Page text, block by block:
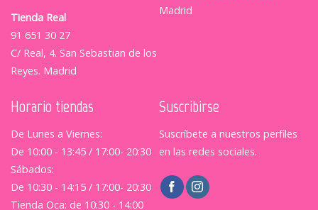
Tienda Real
91 651 30 27
C/ Real, 4. San Sebastian de los
Reyes. Madrid
Madrid
Horario tiendas
De Lunes a Viernes:
De 10:00 - 13:45 / 17:00- 20:30
Sábados:
De 10:30 - 14:15 / 17:00- 20:30
Tienda Oca: de 10:30 - 14:00
Suscribirse
Suscríbete a nuestros perfiles
en las redes sociales.